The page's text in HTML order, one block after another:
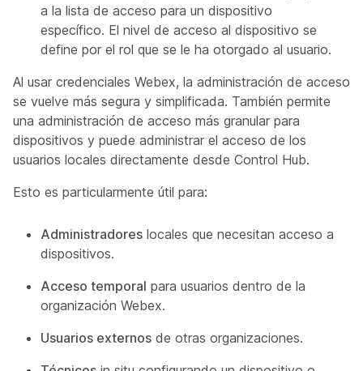
a la lista de acceso para un dispositivo
específico. El nivel de acceso al dispositivo se
define por el rol que se le ha otorgado al usuario.
Al usar credenciales Webex, la administración de acceso
se vuelve más segura y simplificada. También permite
una administración de acceso más granular para
dispositivos y puede administrar el acceso de los
usuarios locales directamente desde Control Hub.
Esto es particularmente útil para:
Administradores locales que necesitan acceso a
dispositivos.
Acceso temporal para usuarios dentro de la
organización Webex.
Usuarios externos de otras organizaciones.